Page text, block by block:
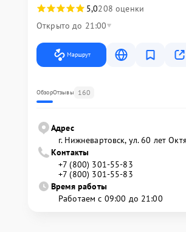
5,0208 оценки
Открыто до 21:00
Маршрут
ОбзорОтзывы 160
Адрес
г. Нижневартовск, ул. 60 лет
Контакты
+7 (800) 301-55-83
+7 (800) 301-55-83
Время работы
Работаем с 09:00 до 21:00